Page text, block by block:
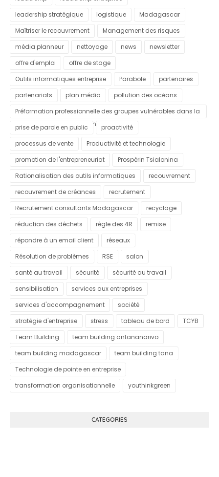
leadership stratégique
logistique
Madagascar
Maîtriser le recouvrement
Management des risques
média planneur
nettoyage news
newsletter
offre d'emploi
offre de stage
Outils informatiques entreprise
Parabole
partenaires
partenariats
plan média
pollution des océans
Préformation professionnelle des groupes vulnérables dans la
commune urbaine d'Antananarivo
prise de parole en public
proactivité
processus de vente
Productivité et technologie
promotion de l'entrepreneuriat
Prospérin Tsialonina
Rationalisation des outils informatiques
recouvrement
recouvrement de créances
recrutement
Recrutement consultants Madagascar
recyclage
réduction des déchets
règle des 4R
remise
répondre à un email client
réseaux
Résolution de problèmes
RSE
salon
santé au travail
sécurité
sécurité au travail
sensibilisation
services aux entreprises
services d'accompagnement
société
stratégie d'entreprise
stress tableau de bord
TCYB
Team Building
team building antananarivo
team building madagascar
team building tana
Technologie de pointe en entreprise
transformation organisationnelle
youthinkgreen
CATEGORIES